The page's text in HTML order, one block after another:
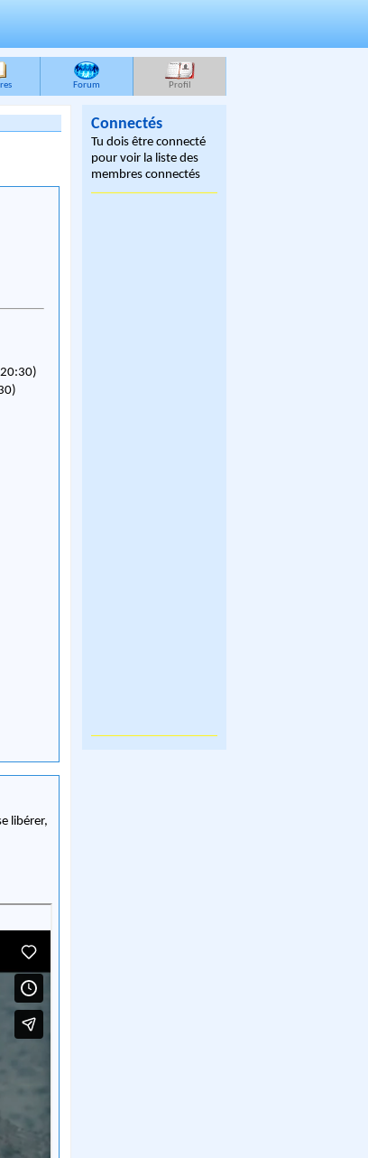
Forum Profil
libérer,
Connectés
Tu dois être connecté
pour voir la liste des
membres connectés